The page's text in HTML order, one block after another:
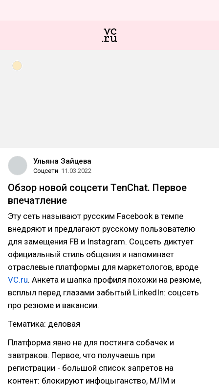
Ульяна Зайцева
Соцсети 11.03.2022
Обзор новой соцсети TenChat. Первое
впечатление
Эту сеть называют русским Facebook в темпе
внедряют и предлагают русскому пользователю
для замещения FB и Instagram. Соцсеть диктует
официальный стиль общения и напоминает
отраслевые платформы для маркетологов, вроде
VC.ru. Анкета и шапка профиля похожи на резюме,
всплыл перед глазами забытый LinkedIn: соцсеть
про резюме и вакансии.
Тематика: деловая
Платформа явно не для постинга собачек и
завтраков. Первое, что получаешь при
регистрации - большой список запретов на
контент: блокируют инфоцыганство, МЛМ и